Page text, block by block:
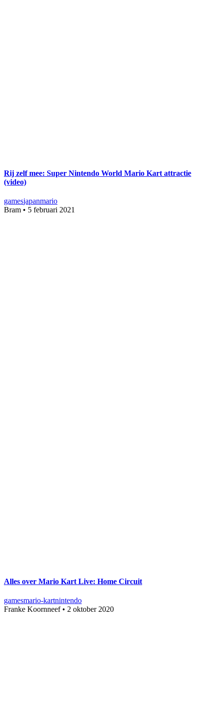
Rij zelf mee: Super Nintendo World Mario Kart attractie
(video)
gamesjapanmario
Bram • 5 februari 2021
Alles over Mario Kart Live: Home Circuit
gamesmario-kartnintendo
Franke Koornneef• 2 oktober 2020